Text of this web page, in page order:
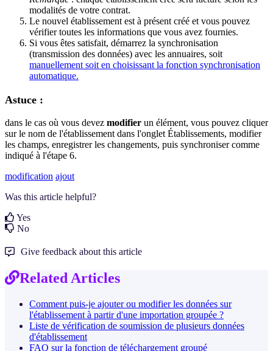
modalités de votre contrat.
Le nouvel établissement est à présent créé et vous pouvez
vérifier toutes les informations que vous avez fournies.
Si vous êtes satisfait, démarrez la synchronisation
(transmission des données) avec les annuaires, soit
manuellement soit en choisissant la fonction synchronisation
automatique.
Astuce :
dans le cas où vous devez modifier un élément, vous pouvez cliquer
sur le nom de l'établissement dans l'onglet Établissements, modifier
les champs, enregistrer les changements, puis synchroniser comme
indiqué à l'étape 6.
modification ajout
Was this article helpful?
Yes
No
Give feedback about this article
Related Articles
Comment puis-je ajouter ou modifier les données sur
l'établissement à partir d'une importation groupée ?
Liste de vérification de soumission de plusieurs données
d'établissement
FAQ sur la fonction de téléchargement groupé